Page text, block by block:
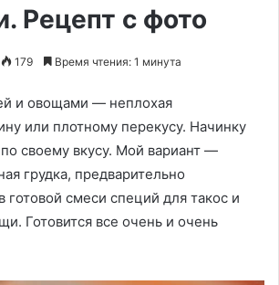
Рецепт с фото
179 Время чтения: 1 минута
и овощами — неплохая
или плотному перекусу. Начинку
своему вкусу. Мой вариант —
грудка, предварительно
готовой смеси специй для такос и
Готовится все очень и очень